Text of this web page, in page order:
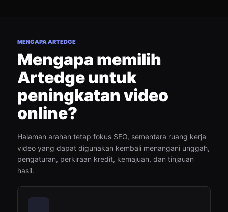
MENGAPA ARTEDGE
Mengapa memilih
Artedge untuk
peningkatan video
online?
Halaman arahan tetap fokus SEO, sementara ruang kerja
video yang dapat digunakan kembali menangani unggah,
pengaturan, perkiraan kredit, kemajuan, dan tinjauan
hasil.